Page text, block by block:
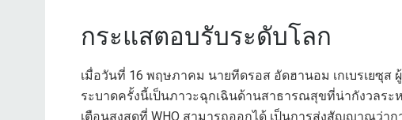
กระแสตอบรับระดับโลก
เมื่อวันที่ 16 พฤษภาคม นายทีดรอส อัดฮานอม เกเบรเยซุส
ระบาดครั้งนี้เป็นภาวะฉุกเฉินด้านสาธารณสุขที่น่ากังวลระ
เตือนสูงสุดที่ WHO สามารถออกได้ เป็นการส่งสัญญาณว่าก